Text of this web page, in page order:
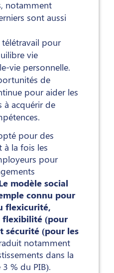
notamment
sont aussi
télétravail pour
vie
vie personnelle.
de
pour aider les
à acquérir de
pour des
à la fois les
pour
modèle social
connu pour
flexicurité,
(pour
sécurité (pour les
notamment
dans la
% du PIB).